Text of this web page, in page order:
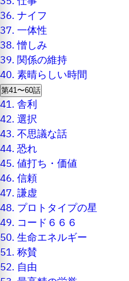
36.ナイフ
37.一体性
38.憎しみ
39.関係の維持
40.素晴らしい時間
第41〜60話
41.舎利
42.選択
43.不思議な話
44.恐れ
45.値打ち・価値
46.信頼
47.謙虚
48. プロトタイプの星
49. コード６６６
50.生命エネルギー
51.称賛
52. 自由